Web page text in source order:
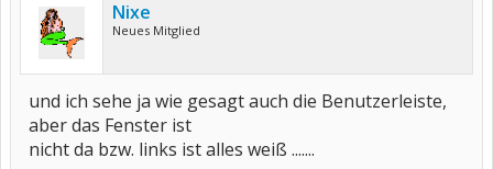
Nixe
Neues Mitglied
und ich sehe ja wie gesagt auch die Benutzerleiste,
aber das Fenster ist
nicht da bzw. links ist alles weiß .......